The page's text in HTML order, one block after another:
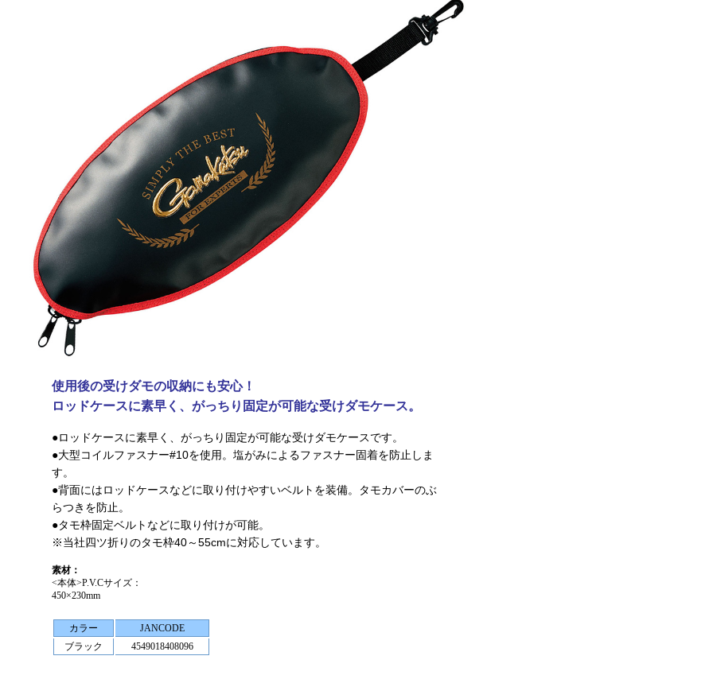
使用後の受けダモの収納にも安心！
ロッドケースに素早く、がっちり固定が可能な受けダモケース。
●ロッドケースに素早く、がっちり固定が可能な受けダモケースです。
●大型コイルファスナー#10を使用。塩がみによるファスナー固着を防止しま
す。
●背面にはロッドケースなどに取り付けやすいベルトを装備。タモカバーのぶ
らつきを防止。
●タモ枠固定ベルトなどに取り付けが可能。
※当社四ツ折りのタモ枠40～55cmに対応しています。
素材：
<本体>P.V.Cサイズ：
450×230mm
カラー
JANCODE
ブラック
4549018408096